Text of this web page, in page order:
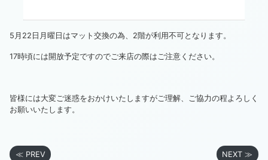
5月22日月曜日はマット交換の為、2階が利用不可となります。
17時頃には開放予定ですのでご来店の際はご注意ください。
皆様には大変ご迷惑をおかけいたしますがご理解、ご協力の程よろしく
お願いいたします。
≪ PREV NEXT ≫